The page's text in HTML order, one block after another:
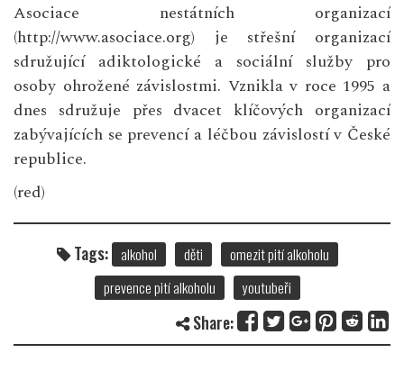
Asociace nestátních organizací
(http://www.asociace.org) je střešní organizací
sdružující adiktologické a sociální služby pro
osoby ohrožené závislostmi. Vznikla v roce 1995 a
dnes sdružuje přes dvacet klíčových organizací
zabývajících se prevencí a léčbou závislostí v České
republice.
(red)
Tags: alkohol děti
omezit pití alkoholu
prevence pití alkoholu
youtubeři
Share: